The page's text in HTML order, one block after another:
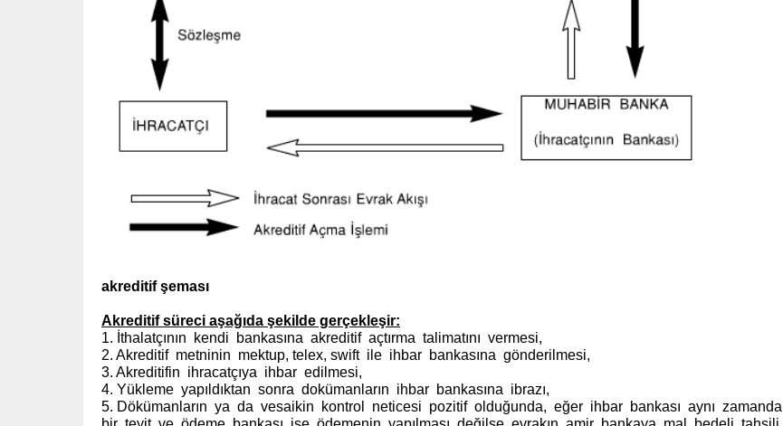
akreditif şeması
Akreditif süreci aşağıda şekilde gerçekleşir:
1. İthalatçının kendi bankasına akreditif açtırma talimatını vermesi,
2. Akreditif metninin mektup, telex, swift ile ihbar bankasına gönderilmesi,
3. Akreditifin ihracatçıya ihbar edilmesi,
4. Yükleme yapıldıktan sonra dokümanların ihbar bankasına ibrazı,
5. Dökümanların ya da vesaikin kontrol neticesi pozitif olduğunda, eğer ihbar bankası aynı zamanda